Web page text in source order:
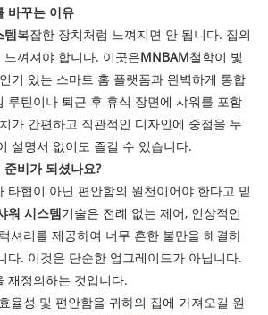
바꾸는 이유
템복잡한 장치처럼 느껴지면 안 됩니다. 집의
껴져야 합니다. 이곳은MNBAM철학이 빛
기 있는 스마트 홈 플랫폼과 완벽하게 통합
루틴이나 퇴근 후 휴식 장면에 샤워를 포함
가 간편하고 직관적인 디자인에 중점을 두
설명서 없이도 즐길 수 있습니다.
비가 되셨나요?
타협이 아닌 편안함의 원천이어야 한다고 믿
워 시스템기술은 전례 없는 제어, 인상적인
셔리를 제공하여 너무 흔한 불만을 해결하
다. 이것은 단순한 업그레이드가 아닙니다.
재정의하는 것입니다.
율성 및 편안함을 귀하의 집에 가져오길 원